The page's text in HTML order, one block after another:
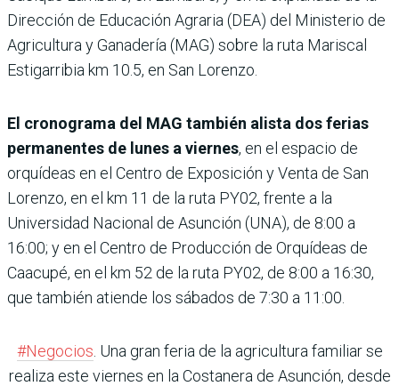
Dirección de Educación Agraria (DEA) del Ministerio de
Agricultura y Ganadería (MAG) sobre la ruta Mariscal
Estigarribia km 10.5, en San Lorenzo.
El cronograma del MAG también alista dos ferias
permanentes de lunes a viernes, en el espacio de
orquídeas en el Centro de Exposición y Venta de San
Lorenzo, en el km 11 de la ruta PY02, frente a la
Universidad Nacional de Asunción (UNA), de 8:00 a
16:00; y en el Centro de Producción de Orquídeas de
Caacupé, en el km 52 de la ruta PY02, de 8:00 a 16:30,
que también atiende los sábados de 7:30 a 11:00.
#Negocios . Una gran feria de la agricultura familiar se
realiza este viernes en la Costanera de Asunción, desde